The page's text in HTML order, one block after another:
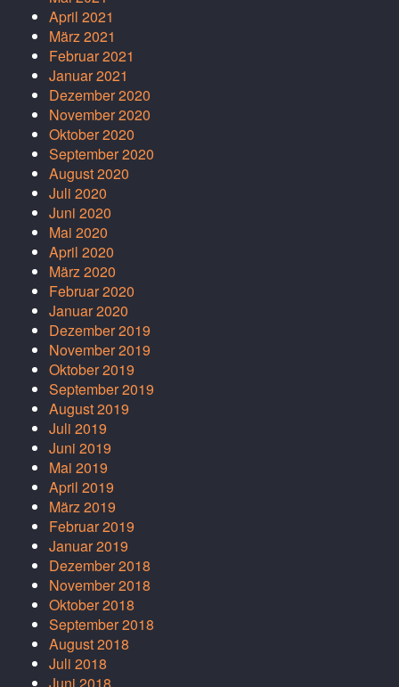
April 2021
März 2021
Februar 2021
Januar 2021
Dezember 2020
November 2020
Oktober 2020
September 2020
August 2020
Juli 2020
Juni 2020
Mai 2020
April 2020
März 2020
Februar 2020
Januar 2020
Dezember 2019
November 2019
Oktober 2019
September 2019
August 2019
Juli 2019
Juni 2019
Mai 2019
April 2019
März 2019
Februar 2019
Januar 2019
Dezember 2018
November 2018
Oktober 2018
September 2018
August 2018
Juli 2018
Juni 2018